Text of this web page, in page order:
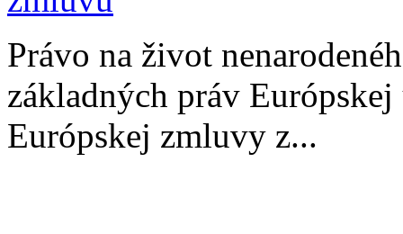
Právo na život
základných práv
Európskej zmluvy z...